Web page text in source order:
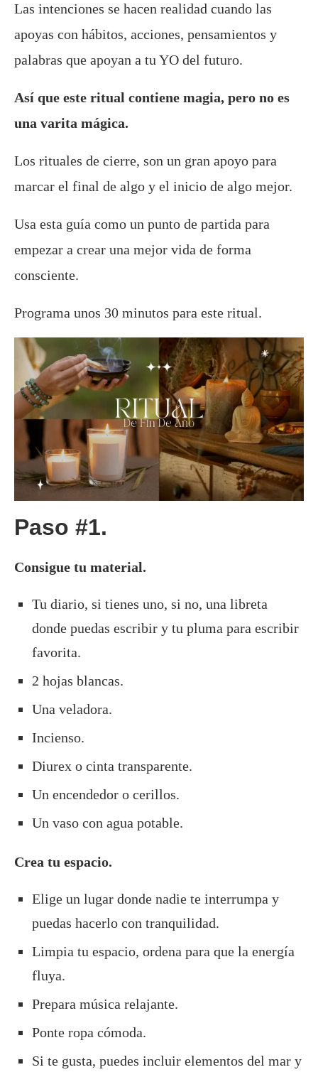
Las intenciones se hacen realidad cuando las
apoyas con hábitos, acciones, pensamientos y
palabras que apoyan a tu YO del futuro.
Así que este ritual contiene magia, pero no es
una varita mágica.
Los rituales de cierre, son un gran apoyo para
marcar el final de algo y el inicio de algo mejor.
Usa esta guía como un punto de partida para
empezar a crear una mejor vida de forma
consciente.
Programa unos 30 minutos para este ritual.
Paso #1.
Consigue tu material.
Tu diario, si tienes uno, si no, una libreta
donde puedas escribir y tu pluma para escribir
favorita.
2 hojas blancas.
Una veladora.
Incienso.
Diurex o cinta transparente.
Un encendedor o cerillos.
Un vaso con agua potable.
Crea tu espacio.
Elige un lugar donde nadie te interrumpa y
puedas hacerlo con tranquilidad.
Limpia tu espacio, ordena para que la energía
fluya.
Prepara música relajante.
Ponte ropa cómoda.
Si te gusta, puedes incluir elementos del mar y